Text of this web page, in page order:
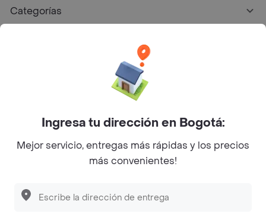
Descubre las PROMOCIONES que tenemos
Categorías
Facebook
Twitter
Instagram
©2026Rappi Inc. All rights reserved.
Ingresa tu dirección en Bogotá:
Mejor servicio, entregas más rápidas y los precios
más convenientes!